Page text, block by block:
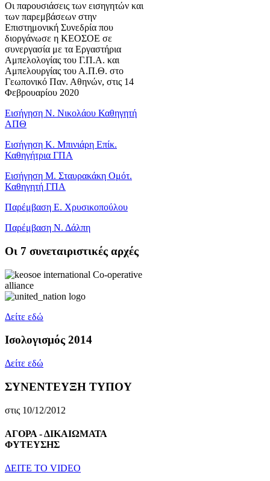
Οι παρουσιάσεις των εισηγητών και
των παρεμβάσεων στην
Επιστημονική Συνεδρία που
διοργάνωσε η ΚΕΟΣΟΕ σε
συνεργασία με τα Εργαστήρια
Αμπελολογίας του Γ.Π.Α. και
Αμπελουργίας του Α.Π.Θ. στο
Γεωπονικό Παν. Αθηνών, στις 14
Φεβρουαρίου 2020
Εισήγηση Ν. Νικολάου Καθηγητή
ΑΠΘ
Εισήγηση Κ. Μπινιάρη Επίκ.
Καθηγήτρια ΓΠΑ
Εισήγηση Μ. Σταυρακάκη Ομότ.
Καθηγητή ΓΠΑ
Παρέμβαση Ε. Χρυσικοπούλου
Παρέμβαση Ν. Δάλπη
Oι 7 συνεταιριστικές αρχές
Δείτε εδώ
Ισολογισμός 2014
Δείτε εδώ
ΣΥΝΕΝΤΕΥΞΗ ΤΥΠΟΥ
στις 10/12/2012
ΑΓΟΡΑ - ΔΙΚΑΙΩΜΑΤΑ
ΦΥΤΕΥΣΗΣ
ΔEITE TO VIDEO